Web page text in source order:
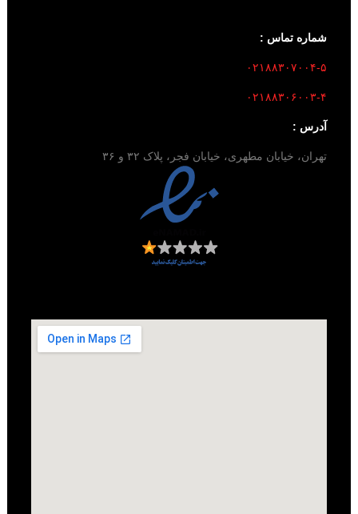
شماره تماس :
۰۲۱۸۸۳۰۷۰۰۴-۵
۰۲۱۸۸۳۰۶۰۰۳-۴
آدرس :
تهران، خیابان مطهری، خیابان فجر، پلاک ۳۲ و ۳۶